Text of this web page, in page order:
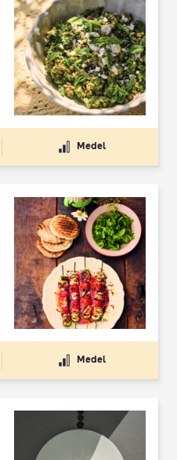
Medel
Medel